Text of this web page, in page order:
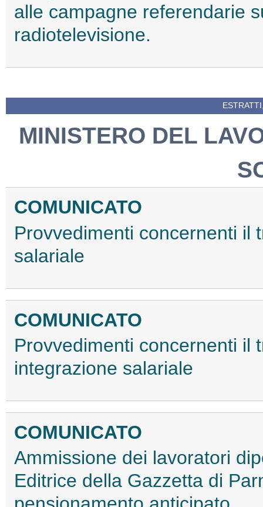
alle campagne referendarie
radiotelevisione.
MINISTERO DEL
COMUNICATO
Provvedimenti concernenti il
salariale
COMUNICATO
Provvedimenti concernenti il
integrazione salariale
COMUNICATO
Ammissione dei lavoratori
Editrice della Gazzetta di